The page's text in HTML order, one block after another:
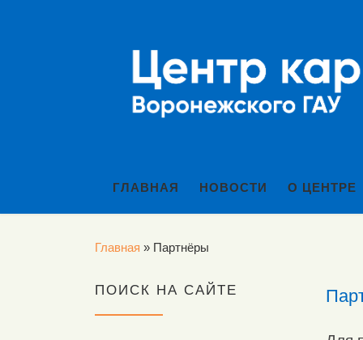
ГЛАВНАЯ НОВОСТИ О ЦЕНТРЕ
Главная » Партнёры
ПОИСК НА САЙТЕ